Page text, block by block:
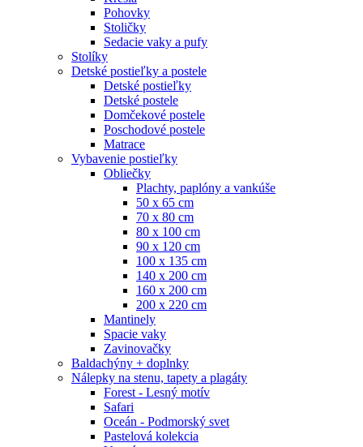
Pohovky
Stoličky
Sedacie vaky a pufy
Stolíky
Detské postieľky a postele
Detské postieľky
Detské postele
Domčekové postele
Poschodové postele
Matrace
Vybavenie postieľky
Obliečky
Plachty, paplóny a vankúše
50 x 65 cm
70 x 80 cm
80 x 100 cm
90 x 120 cm
100 x 135 cm
140 x 200 cm
160 x 200 cm
200 x 220 cm
Mantinely
Spacie vaky
Zavinovačky
Baldachýny + doplnky
Nálepky na stenu, tapety a plagáty
Forest - Lesný motív
Safari
Oceán - Podmorský svet
Pastelová kolekcia